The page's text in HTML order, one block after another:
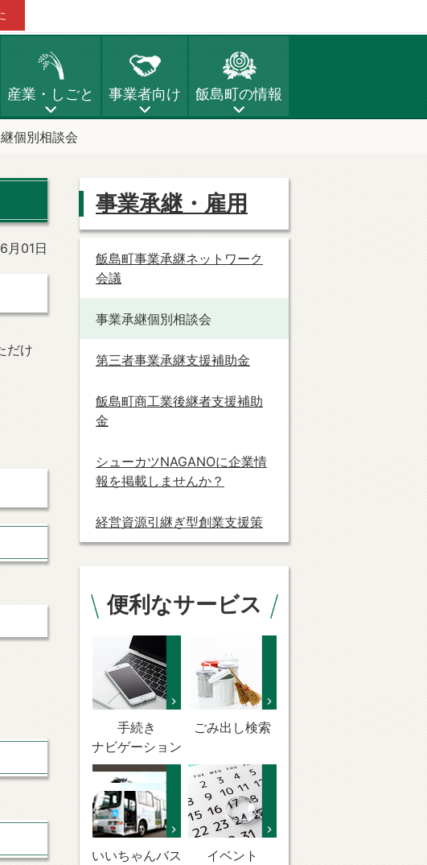
産業・しごと 事業者向け 飯島町の情報
個別相談会
月01日
だけ
事業承継・雇用
飯島町事業承継ネットワーク
会議
事業承継個別相談会
第三者事業承継支援補助金
飯島町商工業後継者支援補助
金
シューカツNAGANOに企業情
報を掲載しませんか？
経営資源引継ぎ型創業支援策
便利なサービス
手続き
ナビゲーション
ごみ出し検索
いいちゃんバス
イベント